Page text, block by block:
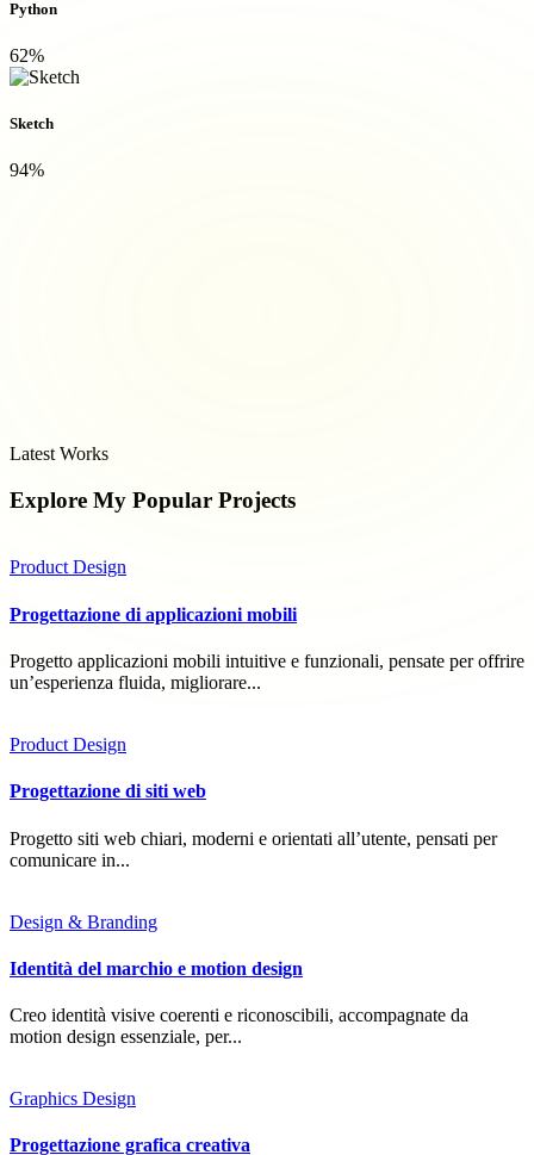
Python
62%
Sketch
94%
Latest Works
Explore My Popular Projects
Product Design
Progettazione di applicazioni mobili
Progetto applicazioni mobili intuitive e funzionali, pensate per offrire
un’esperienza fluida, migliorare...
Product Design
Progettazione di siti web
Progetto siti web chiari, moderni e orientati all’utente, pensati per
comunicare in...
Design & Branding
Identità del marchio e motion design
Creo identità visive coerenti e riconoscibili, accompagnate da
motion design essenziale, per...
Graphics Design
Progettazione grafica creativa